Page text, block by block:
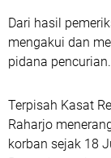
Dari hasil
mengakui dan
pidana pencurian.
Terpisah Kasat
Raharjo
korban sejak 18